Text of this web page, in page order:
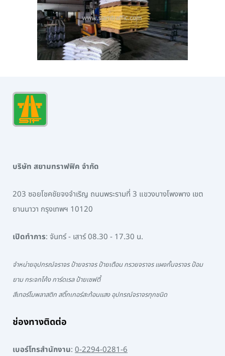
บริษัท สยามทราฟฟิค จำกัด
203 ซอยโชคชัยจงจำเริญ ถนนพระรามที่ 3 แขวงบางโพงพาง เขต
ยานนาวา กรุงเทพฯ 10120
เปิดทำการ: จันทร์ - เสาร์ 08.30 - 17.30 น.
จำหน่ายอุปกรณ์จราจร ป้ายจราจร ป้ายเตือน กรวยจราจร แผงกั้นจราจร ป้อม
ยาม กระจกโค้ง การ์ดเรล ป้ายเซฟตี้
สีเทอร์โมพลาสติก สติ๊กเกอร์สะท้อนแสง อุปกรณ์จราจรทุกชนิด
ช่องทางติดต่อ
เบอร์โทรสำนักงาน: 0-2294-0281-6